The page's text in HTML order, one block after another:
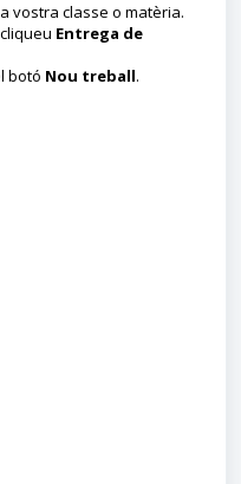
vostra classe o matèria.
Entrega de
botó Nou treball.